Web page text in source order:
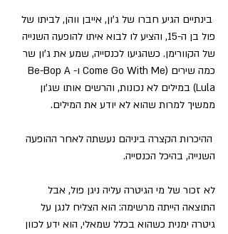
בינתיים הגיע חברו של ג'ון, אייבן ווהן, לביתו של
פול בן ה-15, והציע לו לבוא איתו להופעה השנייה
של הקוורימן. כשהגיעו לכנסייה, שמע את ג'ון שר
כמה שירים (Come Go With Me ו-Be-Bop A
Lula) במילים לא נכונות, והרשים אותו שג'ון
ממשיך למרות שהוא לא יודע את המילים.
ההיכרות הקצרה ביניהם נעשתה לאחר ההופעה
השנייה, בהיכל הכנסייה.
לא זכור של מי הגיטרה עליה ניגן פול, אבל
התוצאה הייתה מרשימה: הוא הצליח לנגן על
גיטרה ימנית כשהוא בכלל שמאלי, הוא ידע לכוון